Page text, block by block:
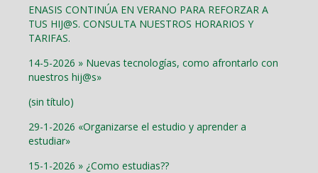
ENASIS CONTINÚA EN VERANO PARA REFORZAR A
TUS HIJ@S. CONSULTA NUESTROS HORARIOS Y
TARIFAS.
14-5-2026 » Nuevas tecnologías, como afrontarlo con
nuestros hij@s»
(sin título)
29-1-2026 «Organizarse el estudio y aprender a
estudiar»
15-1-2026 » ¿Como estudias??